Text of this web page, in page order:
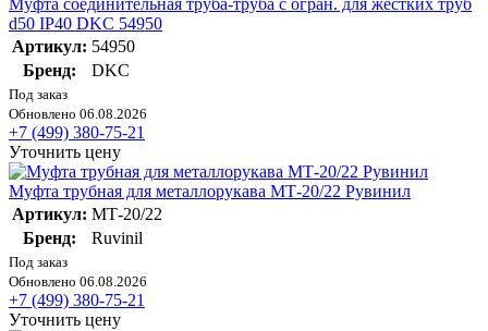
Муфта соединительная труба-труба с огран. для жестких труб
d50 IP40 DKC 54950
Артикул: 54950
Бренд:
DKC
Под заказ
Обновлено 06.08.2026
+7 (499) 380-75-21
Уточнить цену
Муфта трубная для металлорукава МТ-20/22 Рувинил
Артикул: МТ-20/22
Бренд:
Ruvinil
Под заказ
Обновлено 06.08.2026
+7 (499) 380-75-21
Уточнить цену